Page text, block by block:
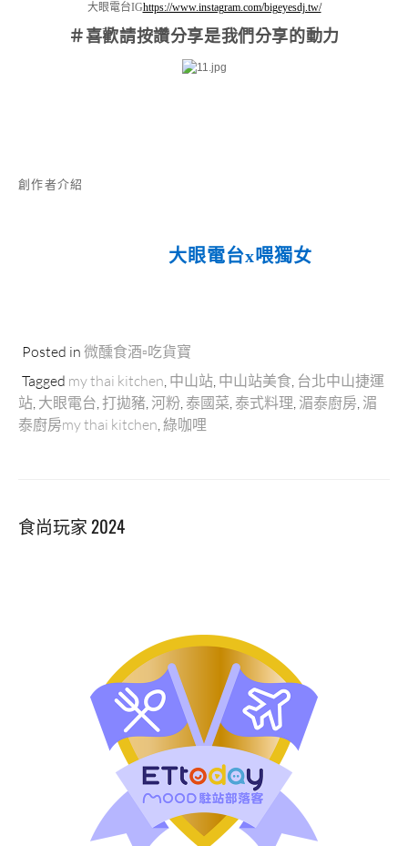
大眼電台IGhttps://www.instagram.com/bigeyesdj.tw/
＃喜歡請按讚分享是我們分享的動力
創作者介紹
大眼電台x喂獨女
Posted in 微醺食酒▫吃貨寶
Tagged my thai kitchen 中山站 中山站美食 台北中山捷運
站 大眼電台 打拋豬 河粉 泰國菜 泰式料理 湄泰廚房 湄
泰廚房my thai kitchen 綠咖哩
食尚玩家 2024